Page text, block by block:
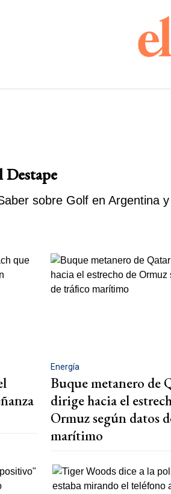
sobre Golf en Argentina
Energía
Buque metanero de
dirige hacia el
Ormuz según datos
marítimo